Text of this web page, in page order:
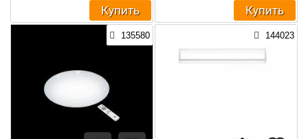
Купить Купить
135580 144023